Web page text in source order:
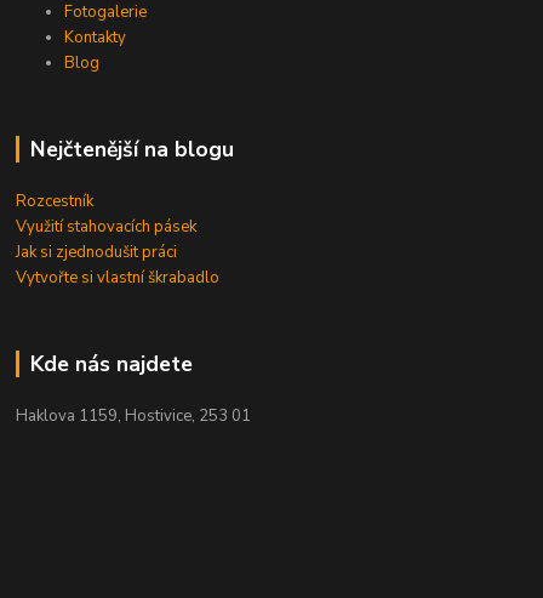
Fotogalerie
Kontakty
Blog
Nejčtenější na blogu
Rozcestník
Využití stahovacích pásek
Jak si zjednodušit práci
Vytvořte si vlastní škrabadlo
Kde nás najdete
Haklova 1159, Hostivice, 253 01